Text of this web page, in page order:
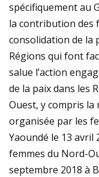
spécifiquement au
la contribution des
consolidation de la
Régions qui font
salue l’action
de la paix dans les
Ouest, y compris
organisée par les
Yaoundé le 13 avril
femmes du Nord-
septembre 2018 à